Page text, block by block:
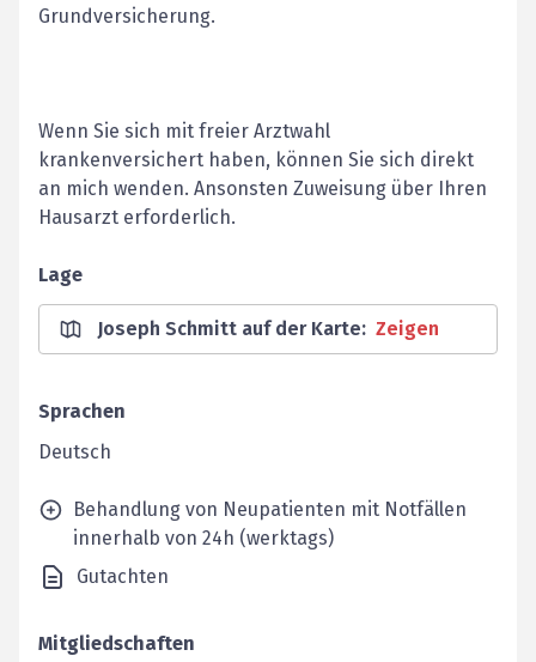
Grundversicherung.
Wenn Sie sich mit freier Arztwahl
krankenversichert haben, können Sie sich direkt
an mich wenden. Ansonsten Zuweisung über Ihren
Hausarzt erforderlich.
Lage
Joseph Schmitt auf der Karte: Zeigen
Sprachen
Deutsch
Behandlung von Neupatienten mit Notfällen
innerhalb von 24h (werktags)
Gutachten
Mitgliedschaften